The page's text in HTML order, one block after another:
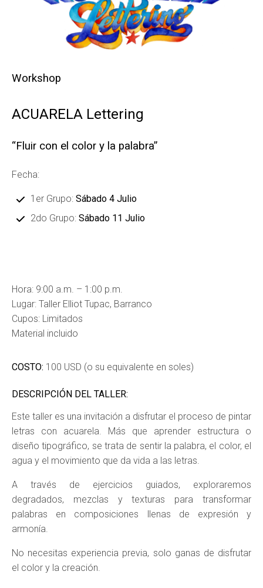
Workshop
ACUARELA Lettering
“Fluir con el color y la palabra”
Fecha:
1er Grupo: Sábado 4 Julio
2do Grupo: Sábado 11 Julio
Hora: 9:00 a.m. – 1:00 p.m.
Lugar: Taller Elliot Tupac, Barranco
Cupos: Limitados
Material incluido
COSTO: 100 USD (o su equivalente en soles)
DESCRIPCIÓN DEL TALLER:
Este taller es una invitación a disfrutar el proceso de pintar
letras con acuarela. Más que aprender estructura o
diseño tipográfico, se trata de sentir la palabra, el color, el
agua y el movimiento que da vida a las letras.
A través de ejercicios guiados, exploraremos
degradados, mezclas y texturas para transformar
palabras en composiciones llenas de expresión y
armonía.
No necesitas experiencia previa, solo ganas de disfrutar
el color y la creación.